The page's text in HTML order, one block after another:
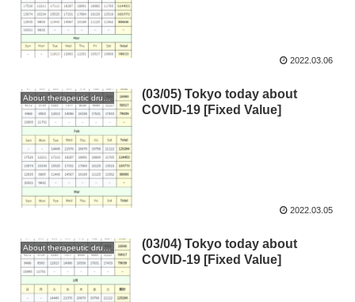
2022.03.06
(03/05) Tokyo today about
COVID-19 [Fixed Value]
2022.03.05
About therapeutic drugs and vaccines
(03/04) Tokyo today about
COVID-19 [Fixed Value]